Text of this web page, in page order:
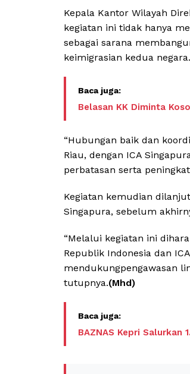
Kepala Kantor Wilayah
kegiatan ini tidak hanya
sebagai sarana
keimigrasian kedua negara.
Belasan KK Diminta
“Hubungan baik dan
Riau, dengan ICA
perbatasan serta
Kegiatan kemudian
Singapura, sebelum
“Melalui kegiatan ini
Republik Indonesia dan
mendukungpengawasan
tutupnya.(Mhd)
BAZNAS Kepri Salurkan